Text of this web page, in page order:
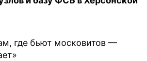
где бьют московитов —